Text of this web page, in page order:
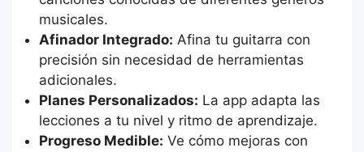
musicales.
Afinador Integrado: Afina tu guitarra con
precisión sin necesidad de herramientas
adicionales.
Planes Personalizados: La app adapta las
lecciones a tu nivel y ritmo de aprendizaje.
Progreso Medible: Ve cómo mejoras con